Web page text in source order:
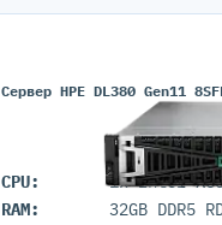
Сервер HPE DL380 Gen11
CPU:
RAM:
32GB DDR5